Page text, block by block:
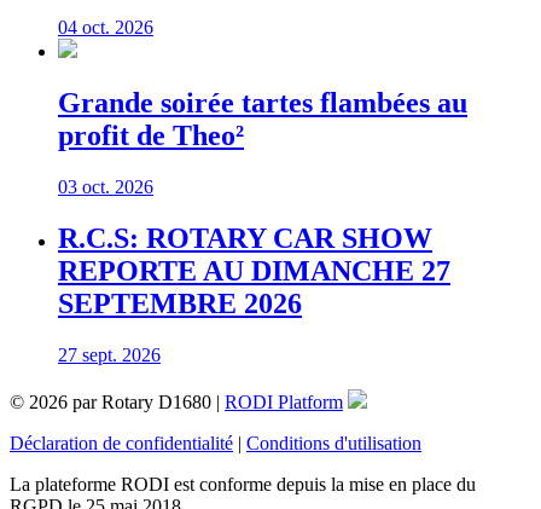
04 oct. 2026
Grande soirée tartes flambées au
profit de Theo²
03 oct. 2026
R.C.S: ROTARY CAR SHOW
REPORTE AU DIMANCHE 27
SEPTEMBRE 2026
27 sept. 2026
© 2026 par Rotary D1680 | RODI Platform
Déclaration de confidentialité | Conditions d'utilisation
La plateforme RODI est conforme depuis la mise en place du